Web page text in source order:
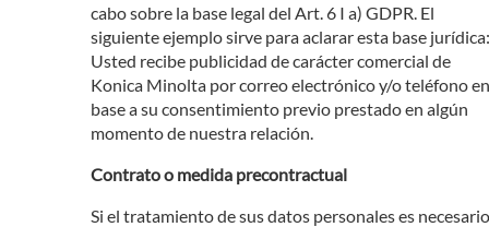
cabo sobre la base legal del Art. 6 I a) GDPR. El
siguiente ejemplo sirve para aclarar esta base jurídica:
Usted recibe publicidad de carácter comercial de
Konica Minolta por correo electrónico y/o teléfono en
base a su consentimiento previo prestado en algún
momento de nuestra relación.
Contrato o medida precontractual
Si el tratamiento de sus datos personales es necesario